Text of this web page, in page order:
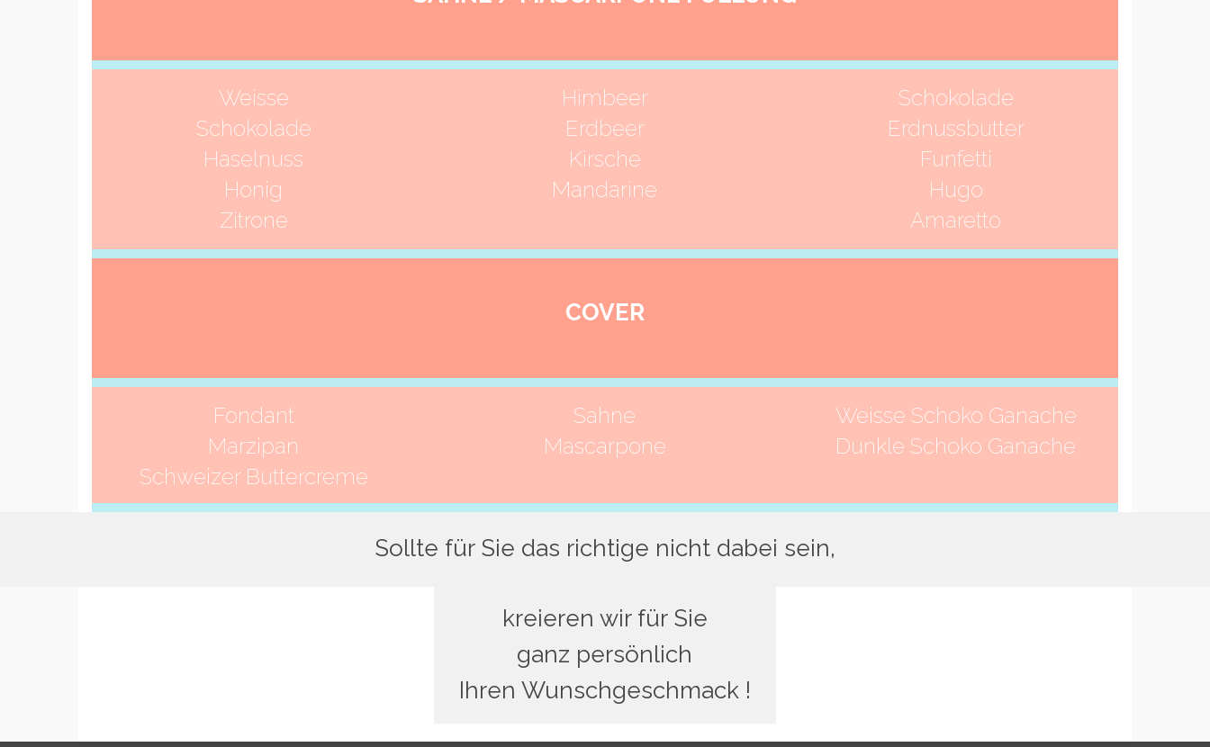
Weisse
Schokolade
Haselnuss
Honig
Zitrone
Himbeer
Erdbeer
Kirsche
Mandarine
Schokolade
Erdnussbutter
Funfetti
Hugo
Amaretto
COVER
Fondant
Marzipan
Schweizer Buttercreme
Sahne
Mascarpone
Weisse Schoko Ganache
Dunkle Schoko Ganache
Sollte für Sie das richtige nicht dabei sein,
kreieren wir für Sie
ganz persönlich
Ihren Wunschgeschmack !